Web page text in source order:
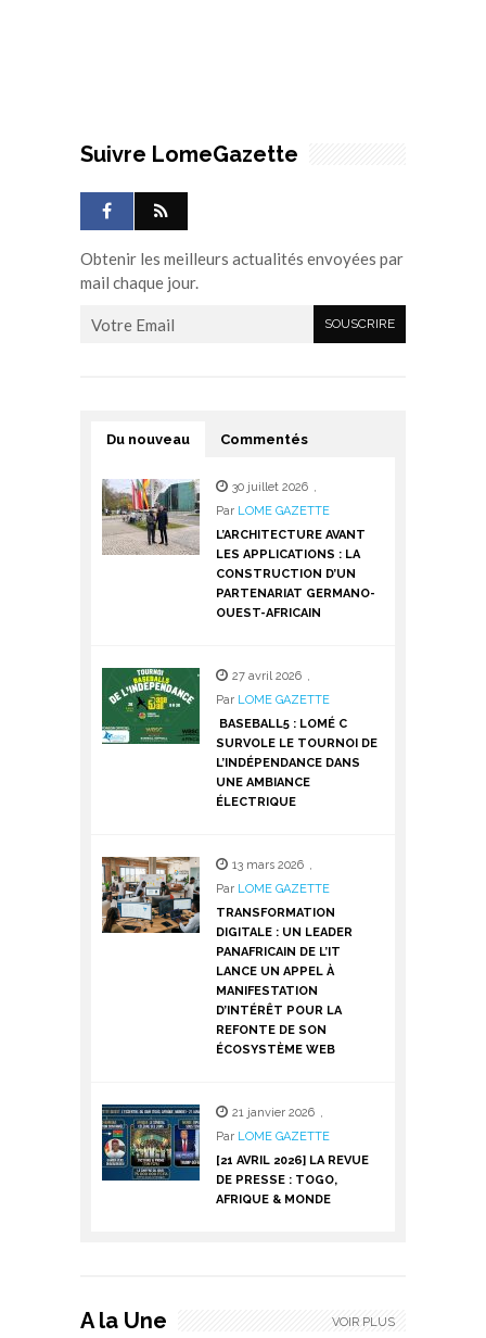
Suivre LomeGazette
Obtenir les meilleurs actualités envoyées par
mail chaque jour.
Du nouveau Commentés
30 juillet 2026 ,
Par LOME GAZETTE
L’ARCHITECTURE AVANT
LES APPLICATIONS : LA
CONSTRUCTION D’UN
PARTENARIAT GERMANO-
OUEST-AFRICAIN
27 avril 2026 ,
Par LOME GAZETTE
BASEBALL5 : LOMÉ C
SURVOLE LE TOURNOI DE
L’INDÉPENDANCE DANS
UNE AMBIANCE
ÉLECTRIQUE
13 mars 2026 ,
Par LOME GAZETTE
TRANSFORMATION
DIGITALE : UN LEADER
PANAFRICAIN DE L’IT
LANCE UN APPEL À
MANIFESTATION
D’INTÉRÊT POUR LA
REFONTE DE SON
ÉCOSYSTÈME WEB
21 janvier 2026 ,
Par LOME GAZETTE
[21 AVRIL 2026] LA REVUE
DE PRESSE : TOGO,
AFRIQUE & MONDE
A la Une VOIR PLUS